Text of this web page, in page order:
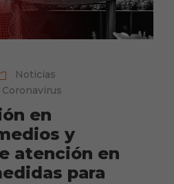
Noticias
Coronavirus
en
y
atención en
para